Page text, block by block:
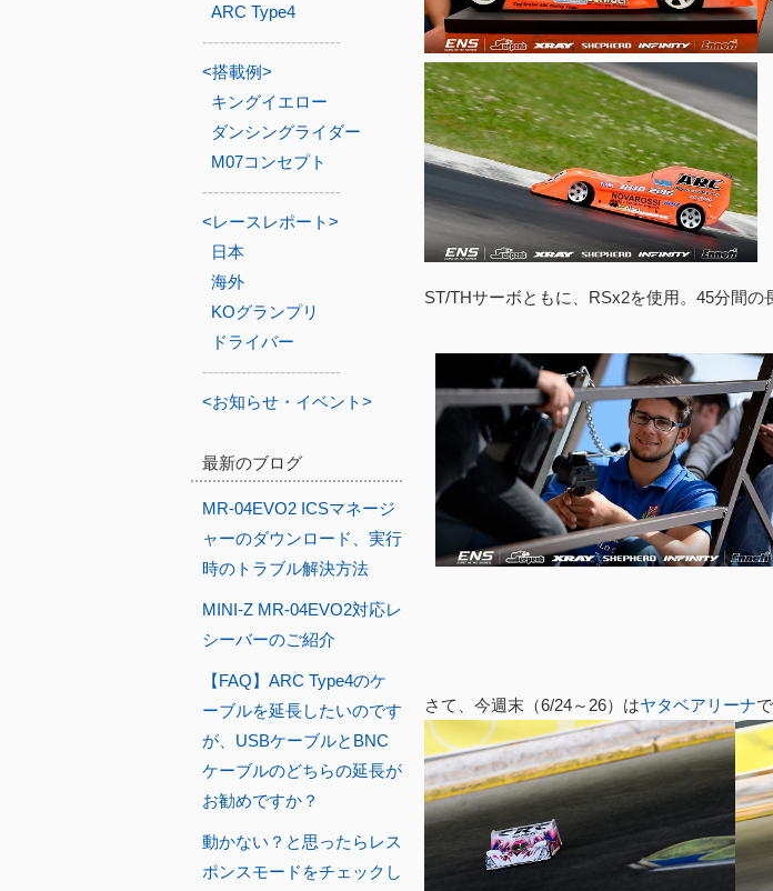
ST/THサーボともに、RSx2を使用。45分間の
さて、今週末（6/24～26）はヤタベアリーナ
ARC Type4
-------------------------
<搭載例>
キングイエロー
ダンシングライダー
M07コンセプト
-------------------------
<レースレポート>
日本
海外
KOグランプリ
ドライバー
-------------------------
<お知らせ・イベント>
最新のブログ
MR-04EVO2 ICSマネージ
ャーのダウンロード、実行
時のトラブル解決方法
MINI-Z MR-04EVO2対応レ
シーバーのご紹介
【FAQ】ARC Type4のケ
ーブルを延長したいのです
が、USBケーブルとBNC
ケーブルのどちらの延長が
お勧めですか？
動かない？と思ったらレス
ポンスモードをチェックし